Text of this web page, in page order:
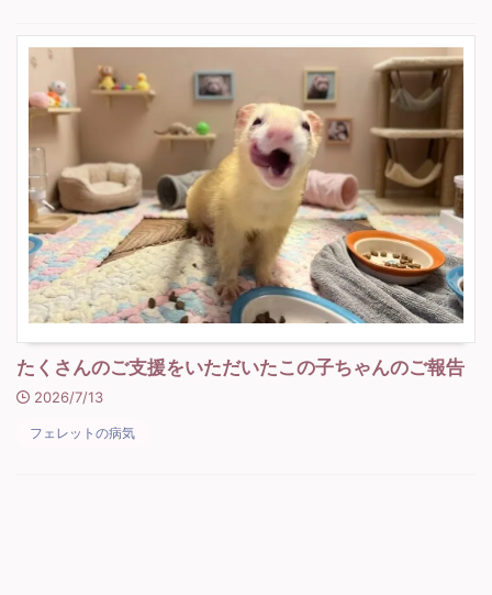
たくさんのご支援をいただいたこの子ちゃんのご報告
2026/7/13
フェレットの病気